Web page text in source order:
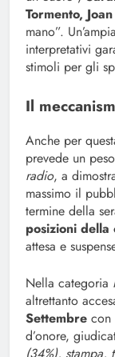
Tormento,
mano”.
interpretativi
stimoli per gli
Il
Anche per
prevede un
radio, a
massimo il
termine della
posizioni della
attesa e
Nella categoria
altrettanto
Settembre con
d’onore,